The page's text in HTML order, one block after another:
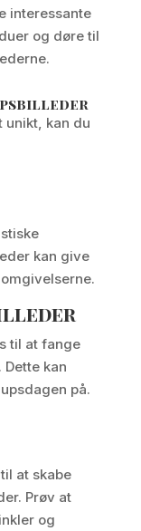
interessante
og døre til
unikt, kan du
kan give
til at fange
kan
på.
at skabe
Prøv at
og